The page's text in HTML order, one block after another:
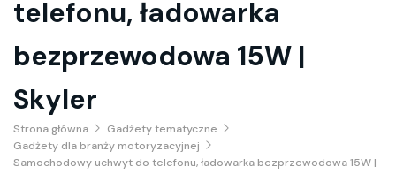
telefonu, ładowarka
bezprzewodowa 15W |
Skyler
Strona główna
Gadżety tematyczne
Gadżety dla branży motoryzacyjnej
Samochodowy uchwyt do telefonu, ładowarka bezprzewodowa 15W |